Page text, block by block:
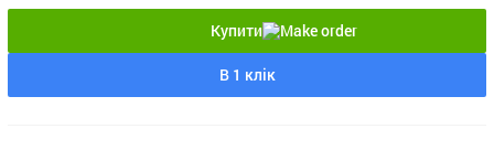
Купити
В 1 клік